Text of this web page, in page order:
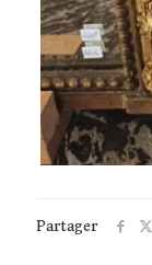
Partager